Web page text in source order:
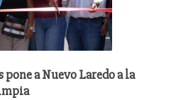
a Nuevo Laredo a la